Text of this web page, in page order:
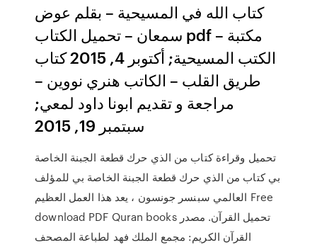
كتاب الله في المسيحية – بقلم عوض
سمعان – تحميل الكتاب pdf – مكتبة
الكتب المسيحية; أكتوبر 4, 2015 كتاب
طريق القلب – الكاتب هنري نووين –
مراجعة و تقديم ابونا داود لمعي;
سبتمبر 19, 2015
تحميل وقراءة كتاب من الذي حرك قطعة الجبنة الخاصة
بي كتاب من الذي حرك قطعة الجبنة الخاصة بي للمؤلف
العالمي سبنسر جونسون ، يعد هذا العمل العظيم Free
download PDF Quran books تحميل القرآن. مصدر
القرآن الكريم: مجمع الملك فهد لطباعة المصحف